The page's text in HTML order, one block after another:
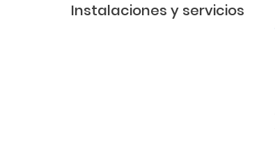
Instalaciones y servicios